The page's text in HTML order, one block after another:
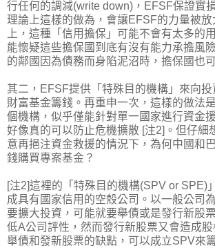
行任何的調減(write down)，EFSF保證實
理論上這樣的做為，會讓EFSF的力量被
上，這種「信用擔保」可能不會有太多的
能懷疑這些擔保國到底有沒有能力承擔風
的鄰國因為債務而身陷泥沼時，擔保國也
其二，EFSF提供「特殊目的機構」來向
財富基金籌錢。再重申一次，這樣的做法
個機構，似乎僅能針對單一國家進行資金
好像真的可以防止危機擴散 [注2]。但仔細
意再挹注資金救援的情況下，為何中國和
錢購買專案基金？
[注2]這裡的「特殊目的機構(SPV or SPE)
成具有國家信用的空殼公司。以一般公司
要擴大投資，可能就要舉債或是發行新股
低A公司評性，然而發行新股票又會造成
舉債和發新股票的缺點，可以成立SPV來